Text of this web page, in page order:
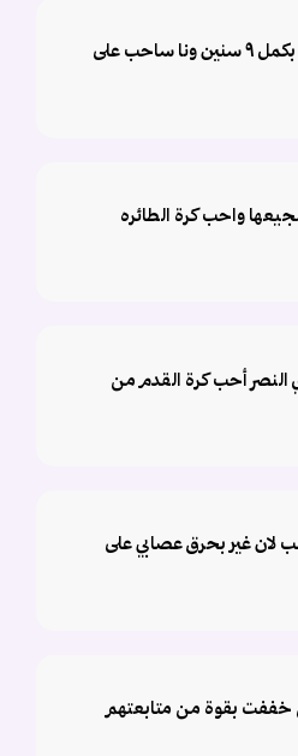
لا ماني مهتم مثل قبل الان بكمل ٩ سنين ونا ساحب على
واحب كرة الطائره
النصر أحب كرة القدم من
لان غير بحرق عصابي على
بقوة من متابعتهم